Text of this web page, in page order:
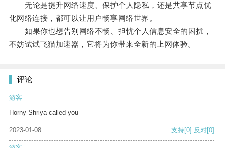
无论是提升网络速度、保护个人隐私，还是共享节点优
化网络连接，都可以让用户畅享网络世界。
如果你也想告别网络不畅、担忧个人信息安全的困扰，
不妨试试飞猫加速器，它将为你带来全新的上网体验。
评论
游客
Horny Shriya called you
2023-01-08 支持[0] 反对[0]